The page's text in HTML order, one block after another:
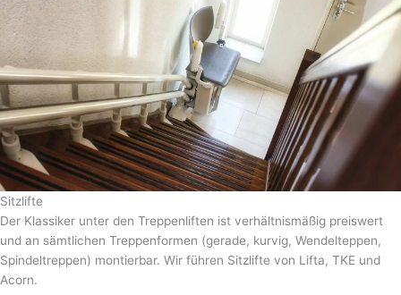
Sitzlifte
Der Klassiker unter den Treppenliften ist verhältnismäßig preiswert
und an sämtlichen Treppenformen (gerade, kurvig, Wendelteppen,
Spindeltreppen) montierbar. Wir führen Sitzlifte von Lifta, TKE und
Acorn.